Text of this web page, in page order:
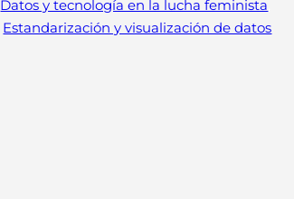
Datos y tecnología en la lucha feminista
Estandarización y visualización de datos